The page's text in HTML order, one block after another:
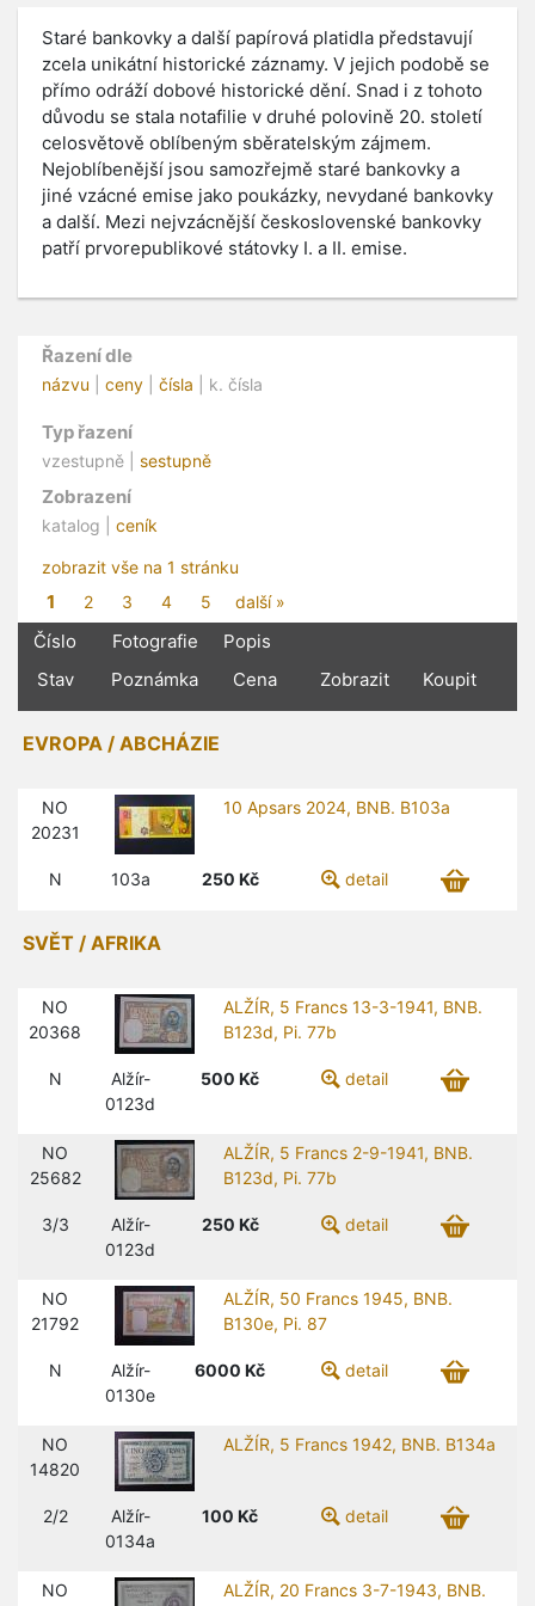
Staré bankovky a další papírová platidla představují
zcela unikátní historické záznamy. V jejich podobě se
přímo odráží dobové historické dění. Snad i z tohoto
důvodu se stala notafilie v druhé polovině 20. století
celosvětově oblíbeným sběratelským zájmem.
Nejoblíbenější jsou samozřejmě staré bankovky a
jiné vzácné emise jako poukázky, nevydané bankovky
a další. Mezi nejvzácnější československé bankovky
patří prvorepublikové státovky I. a II. emise.
Řazení dle
názvu ceny čísla | k. čísla
Typ řazení
vzestupně | sestupně
Zobrazení
katalog | ceník
zobrazit vše na 1 stránku
1 2 3 4 5 další »
Číslo Fotografie
Popis
Stav
Poznámka Cena Zobrazit Koupit
EVROPA / ABCHÁZIE
NO
20231
10 Apsars 2024, BNB. B103a
N 103a 250 Kč detail
SVĚT / AFRIKA
NO
20368
ALŽÍR, 5 Francs 13-3-1941, BNB.
B123d, Pi. 77b
N
Alžír-
0123d
500 Kč detail
NO
25682
ALŽÍR, 5 Francs 2-9-1941, BNB.
B123d, Pi. 77b
3/3
Alžír-
0123d
250 Kč detail
NO
21792
ALŽÍR, 50 Francs 1945, BNB.
B130e, Pi. 87
N
Alžír-
0130e
6000 Kč detail
NO
14820
ALŽÍR, 5 Francs 1942, BNB. B134a
2/2
Alžír-
0134a
100 Kč detail
NO
ALŽÍR, 20 Francs 3-7-1943, BNB.